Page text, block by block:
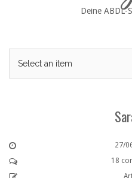
Deine ABDL-
27/
18